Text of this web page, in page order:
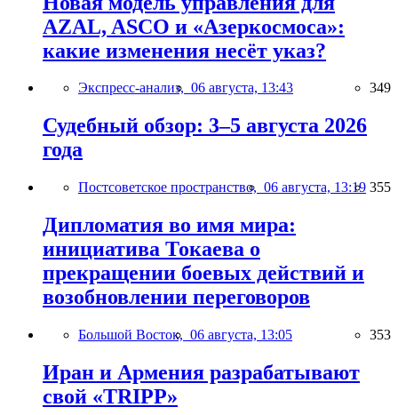
AZAL, ASCO и «Азеркосмоса»:
какие изменения несёт указ?
Экспресс-анализ, 06 августа, 13:43 349
Судебный обзор: 3–5 августа 2026
года
Постсоветское пространство, 06 августа, 13:19 355
Дипломатия во имя мира:
инициатива Токаева о
прекращении боевых действий и
возобновлении переговоров
Большой Восток, 06 августа, 13:05 353
Иран и Армения разрабатывают
свой «TRIPP»